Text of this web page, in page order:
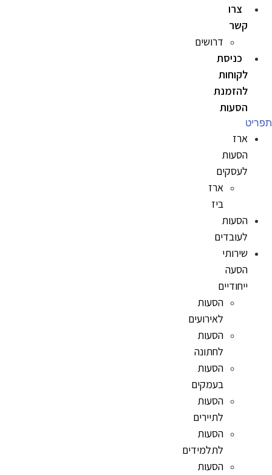
צרו
קשר
דרושים
כניסת
לקוחות
להזמנת
הסעות
תפריט
ארז
הסעות
לעסקים
ארז
ביז
הסעות
לעובדים
שירותי
הסעה
ייחודיים
הסעות
לאירועים
הסעות
לחתונה
הסעות
בעמקים
הסעות
לתיירים
הסעות
לתלמידים
הסעות